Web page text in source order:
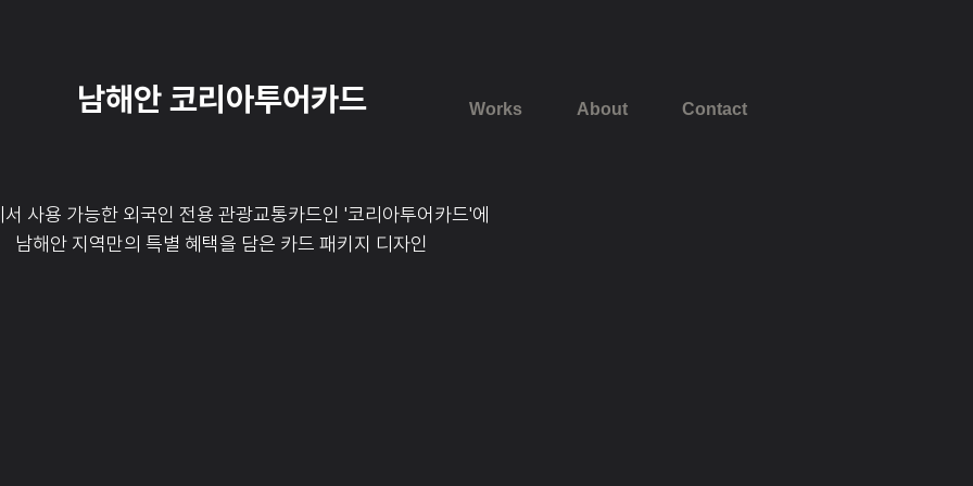
Works About Contact
남해안 코리아투어카드
사용 가능한 외국인 전용 관광교통카드인 '코리아투어카드'에
남해안 지역만의 특별 혜택을 담은 카드 패키지 디자인